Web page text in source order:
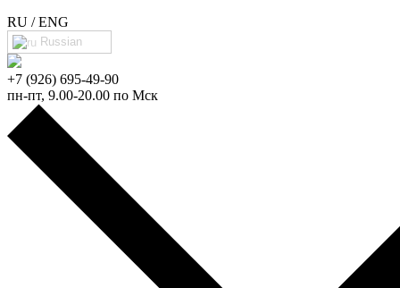
RU / ENG
Russian
+7 (926) 695-49-90
пн-пт, 9.00-20.00 по Мск